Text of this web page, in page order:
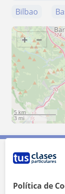
Bilbao
+ −
5 km
3 mi
Contacta
Política de